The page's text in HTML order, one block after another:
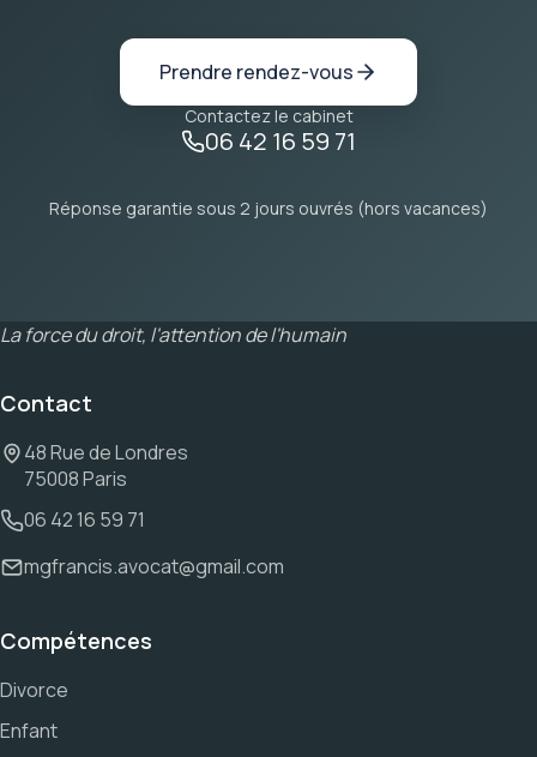
Prendre rendez-vous
Contactez le cabinet
06 42 16 59 71
Réponse garantie sous 2 jours ouvrés (hors vacances)
La force du droit, l'attention de l'humain
Contact
48 Rue de Londres
75008 Paris
06 42 16 59 71
mgfrancis.avocat@gmail.com
Compétences
Divorce
Enfant